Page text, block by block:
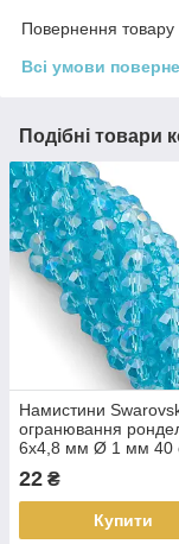
Повернення товару
Всі умови
Подібні товари
Намистини
огранювання
6х4,8 мм Ø 1 мм 40
(+-85 шт.) Блакитний
прозорий
22 ₴
Купити